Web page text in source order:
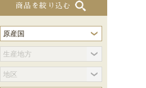
商品を絞り込む